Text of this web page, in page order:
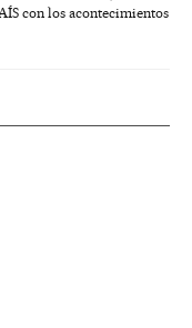
con los acontecimientos